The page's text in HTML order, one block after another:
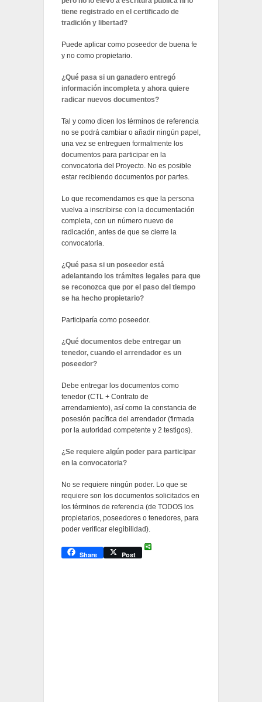
tiene registrado en el certificado de
tradición y libertad?
Puede aplicar como poseedor de buena fe
y no como propietario.
¿Qué pasa si un ganadero entregó
información incompleta y ahora quiere
radicar nuevos documentos?
Tal y como dicen los términos de referencia
no se podrá cambiar o añadir ningún papel,
una vez se entreguen formalmente los
documentos para participar en la
convocatoria del Proyecto. No es posible
estar recibiendo documentos por partes.
Lo que recomendamos es que la persona
vuelva a inscribirse con la documentación
completa, con un número nuevo de
radicación, antes de que se cierre la
convocatoria.
¿Qué pasa si un poseedor está
adelantando los trámites legales para que
se reconozca que por el paso del tiempo
se ha hecho propietario?
Participaría como poseedor.
¿Qué documentos debe entregar un
tenedor, cuando el arrendador es un
poseedor?
Debe entregar los documentos como
tenedor (CTL + Contrato de
arrendamiento), así como la constancia de
posesión pacífica del arrendador (firmada
por la autoridad competente y 2 testigos).
¿Se requiere algún poder para participar
en la convocatoria?
No se requiere ningún poder. Lo que se
requiere son los documentos solicitados en
los términos de referencia (de TODOS los
propietarios, poseedores o tenedores, para
poder verificar elegibilidad).
Share Post